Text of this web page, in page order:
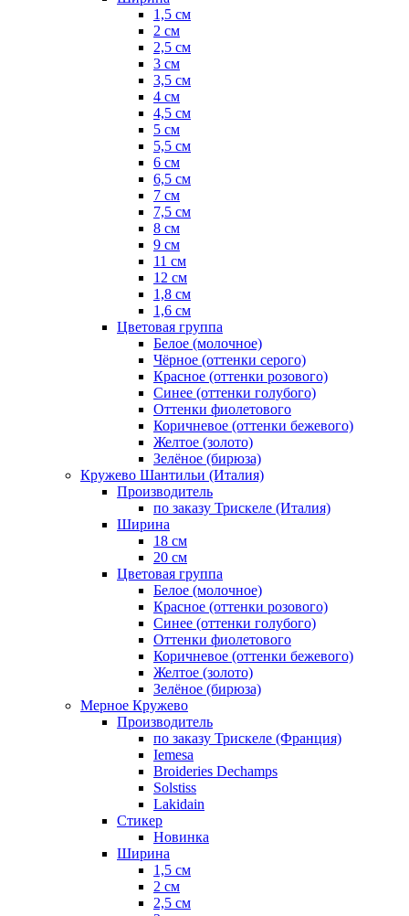
1,5 см
2 см
2,5 см
3 см
3,5 см
4 см
4,5 см
5 см
5,5 см
6 см
6,5 см
7 см
7,5 см
8 см
9 см
11 см
12 см
1,8 см
1,6 см
Цветовая группа
Белое (молочное)
Чёрное (оттенки серого)
Красное (оттенки розового)
Синее (оттенки голубого)
Оттенки фиолетового
Коричневое (оттенки бежевого)
Желтое (золото)
Зелёное (бирюза)
Кружево Шантильи (Италия)
Производитель
по заказу Трискеле (Италия)
Ширина
18 см
20 см
Цветовая группа
Белое (молочное)
Красное (оттенки розового)
Синее (оттенки голубого)
Оттенки фиолетового
Коричневое (оттенки бежевого)
Желтое (золото)
Зелёное (бирюза)
Мерное Кружево
Производитель
по заказу Трискеле (Франция)
Iemesa
Broideries Dechamps
Solstiss
Lakidain
Стикер
Новинка
Ширина
1,5 см
2 см
2,5 см